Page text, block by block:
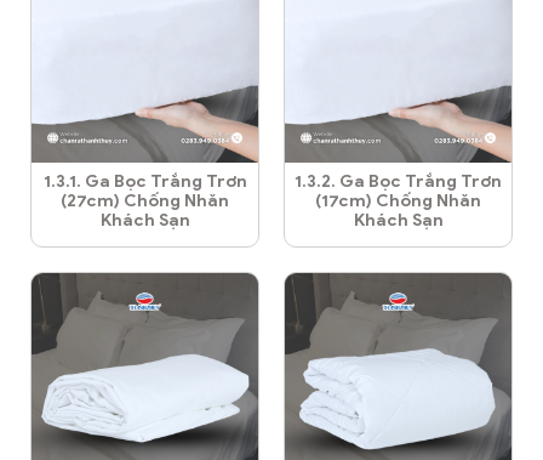
1.3.1. Ga Bọc Trắng Trơn
(27cm) Chống Nhăn
Khách Sạn
1.3.2. Ga Bọc Trắng Trơn
(17cm) Chống Nhăn
Khách Sạn